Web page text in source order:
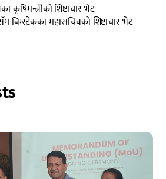
कृषिमन्त्रीको शिष्टाचार भेट
बिम्स्टेकका महासचिवको शिष्टाचार भेट